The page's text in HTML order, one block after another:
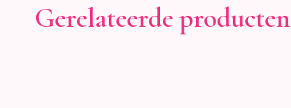
Gerelateerde producten